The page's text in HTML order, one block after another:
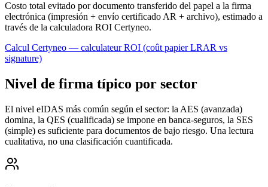
Costo total evitado por documento transferido del papel a la firma
electrónica (impresión + envío certificado AR + archivo), estimado a
través de la calculadora ROI Certyneo.
Calcul Certyneo — calculateur ROI (coût papier LRAR vs
signature)
Nivel de firma típico por sector
El nivel eIDAS más común según el sector: la AES (avanzada)
domina, la QES (cualificada) se impone en banca-seguros, la SES
(simple) es suficiente para documentos de bajo riesgo. Una lectura
cualitativa, no una clasificación cuantificada.